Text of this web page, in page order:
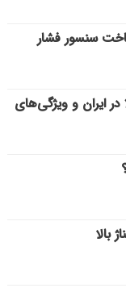
سنسور فشار
ایران و ویژگی‌های